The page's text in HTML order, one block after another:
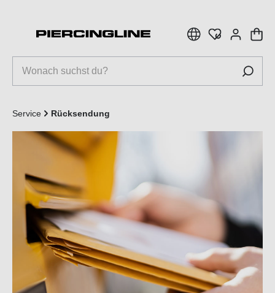
Service Rücksendung